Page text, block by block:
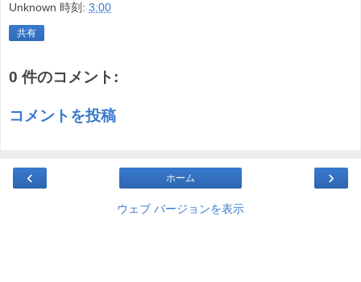
Unknown 時刻: 3:00
共有
0 件のコメント:
コメントを投稿
‹ ›
ホーム
ウェブ バージョンを表示